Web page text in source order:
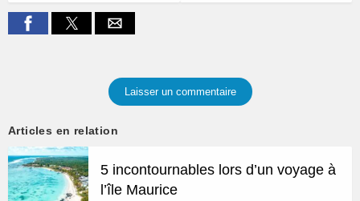
Laisser un commentaire
Articles en relation
5 incontournables lors d’un voyage à
l’île Maurice